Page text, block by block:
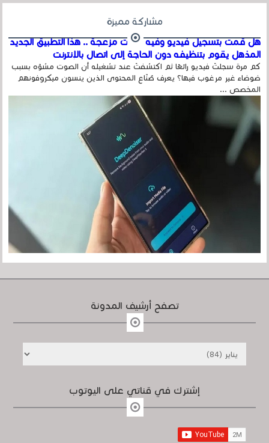
مشاركة مميزة
هل قمت بتسجيل فيديو وفيه أصوت مزعجة .. هذا التطبيق الجديد
المذهل يقوم بتنظيفه دون الحاجة إلى اتصال بالإنترنت
كم مرة سجلتَ فيديو رائعًا ثم اكتشفتَ عند تشغيله أن الصوت مشوّه بسبب
ضوضاء غير مرغوب فيها؟ يعرف صُنّاع المحتوى الذين ينسون ميكروفونهم
المخصص ...
تصفح أرشيف المدونة
إشترك في قناتي على اليوتوب